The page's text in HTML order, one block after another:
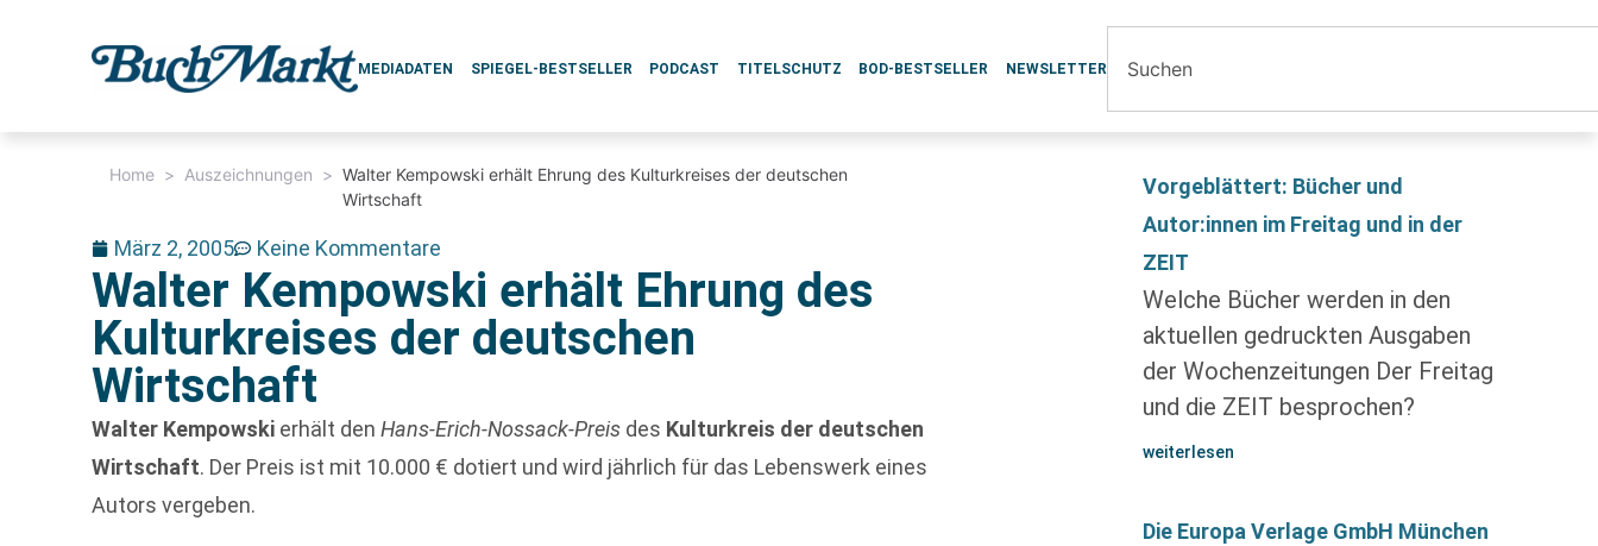
MEDIADATEN SPIEGEL-BESTSELLER PODCAST TITELSCHUTZ BOD-BESTSELLER NEWSLETTER
Home > Auszeichnungen > Walter Kempowski erhält Ehrung des Kulturkreises der deutschen
Wirtschaft
März 2, 2005 Keine Kommentare
Walter Kempowski erhält Ehrung des
Kulturkreises der deutschen
Wirtschaft
Walter Kempowski erhält denHans-Erich-Nossack-Preis des Kulturkreis der deutschen
Wirtschaft. Der Preis ist mit 10.000 € dotiert und wird jährlich für das Lebenswerk eines
Autors vergeben.
Vorgeblättert: Bücher und
Autor:innen im Freitag und in der
ZEIT
Welche Bücher werden in den
aktuellen gedruckten Ausgaben
der Wochenzeitungen Der Freitag
und die ZEIT besprochen?
weiterlesen
Die Europa Verlage GmbH München